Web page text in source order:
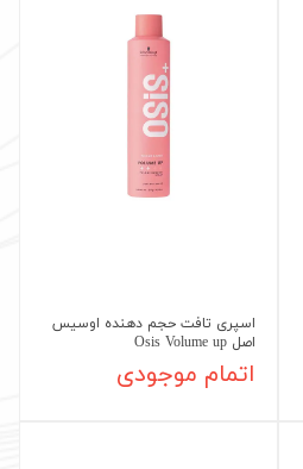
اسپری تافت حجم دهنده اوسیس
اصل Osis Volume up
اتمام موجودی